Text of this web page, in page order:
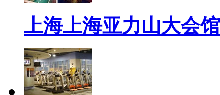
上海上海亚力山大会